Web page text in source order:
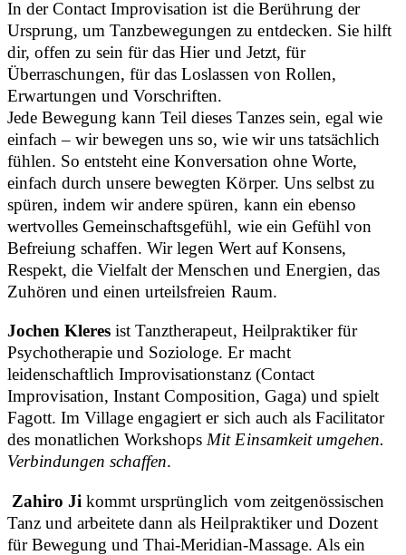
In der Contact Improvisation ist die Berührung der
Ursprung, um Tanzbewegungen zu entdecken. Sie hilft
dir, offen zu sein für das Hier und Jetzt, für
Überraschungen, für das Loslassen von Rollen,
Erwartungen und Vorschriften.
Jede Bewegung kann Teil dieses Tanzes sein, egal wie
einfach – wir bewegen uns so, wie wir uns tatsächlich
fühlen. So entsteht eine Konversation ohne Worte,
einfach durch unsere bewegten Körper. Uns selbst zu
spüren, indem wir andere spüren, kann ein ebenso
wertvolles Gemeinschaftsgefühl, wie ein Gefühl von
Befreiung schaffen. Wir legen Wert auf Konsens,
Respekt, die Vielfalt der Menschen und Energien, das
Zuhören und einen urteilsfreien Raum.
Jochen Kleres ist Tanztherapeut, Heilpraktiker für
Psychotherapie und Soziologe. Er macht
leidenschaftlich Improvisationstanz (Contact
Improvisation, Instant Composition, Gaga) und spielt
Fagott. Im Village engagiert er sich auch als Facilitator
des monatlichen WorkshopsMit Einsamkeit umgehen.
Verbindungen schaffen.
Zahiro Ji kommt ursprünglich vom zeitgenössischen
Tanz und arbeitete dann als Heilpraktiker und Dozent
für Bewegung und Thai-Meridian-Massage. Als ein